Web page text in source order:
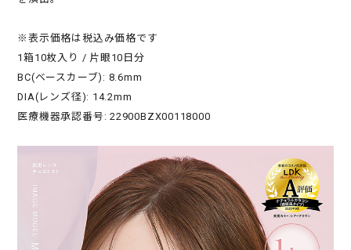
※表示価格は税込み価格です
1箱10枚入り / 片眼10日分
BC(ベースカーブ): 8.6mm
DIA(レンズ径): 14.2mm
医療機器承認番号: 22900BZX00118000